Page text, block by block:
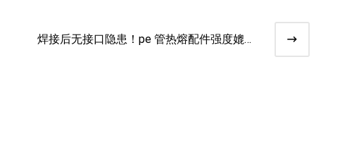
焊接后无接口隐患！pe 管热熔配件强度媲美